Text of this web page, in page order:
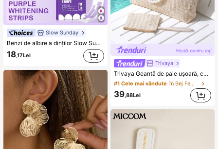
Slow Sunday
Benzi de albire a dinților Slow Sunday Purple, scapă de petele de fum, petele de cafea, petele de ceai, menține-ți gura curată și albă
18,17Lei
Trivaya
Trivaya Geantă de paie ușoară, casual, minimalistă, cu portmonede pentru monede, pentru fete adolescente, femei și studente, perfectă pentru facultate, activități în aer liber, călătorii, ieșiri și vacanțe, geantă de vacanță la modă pentru vară, geantă de plajă din paie pentru vară pentru femei, accesorii esențiale de vacanță, se potrivește perfect cu accesoriile de plajă pentru femei, cele mai populare geante de plajă pentru femei, geantă de vacanță de vară la modă, geante esențiale de plajă pentru vacanțe și sărbători, cea mai nouă geantă de vacanță, accesorii esențiale de vacanță, vacanță, boho chic
#1 Cele mai vândute în Bej Femei Tote Genti
39 ,88Lei